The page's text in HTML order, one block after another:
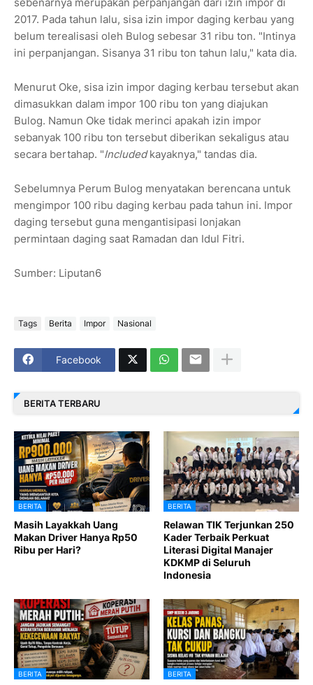
2017. Pada tahun lalu, sisa izin impor daging kerbau yang
belum terealisasi oleh Bulog sebesar 31 ribu ton. "Intinya
ini perpanjangan. Sisanya 31 ribu ton tahun lalu," kata dia.
Menurut Oke, sisa izin impor daging kerbau tersebut akan
dimasukkan dalam impor 100 ribu ton yang diajukan
Bulog.‎ Namun Oke tidak merinci apakah izin impor
sebanyak 100 ribu ton tersebut diberikan sekaligus atau
secara bertahap. "Includedkayaknya," tandas dia.
Sebelumnya Perum Bulog menyatakan berencana untuk
mengimpor 100 ribu daging kerbau pada tahun ini. Impor
daging tersebut guna mengantisipasi lonjakan
permintaan daging saat Ramadan dan Idul Fitri.
Sumber: Liputan6
Tags Berita Impor Nasional
Facebook
BERITA TERBARU
BERITA
Masih Layakkah Uang
Makan Driver Hanya Rp50
Ribu per Hari?
BERITA
Relawan TIK Terjunkan 250
Kader Terbaik Perkuat
Literasi Digital Manajer
KDKMP di Seluruh
Indonesia
BERITA BERITA